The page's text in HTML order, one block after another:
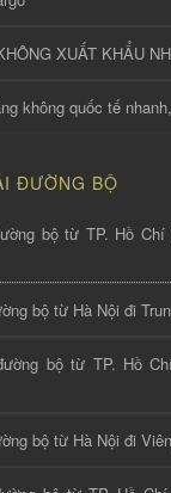
XUẤT KHẨU
không quốc tế
ĐƯỜNG BỘ
bộ từ TP. Hồ Chí
bộ từ Hà Nội đi
bộ từ TP. Hồ
bộ từ Hà Nội đi